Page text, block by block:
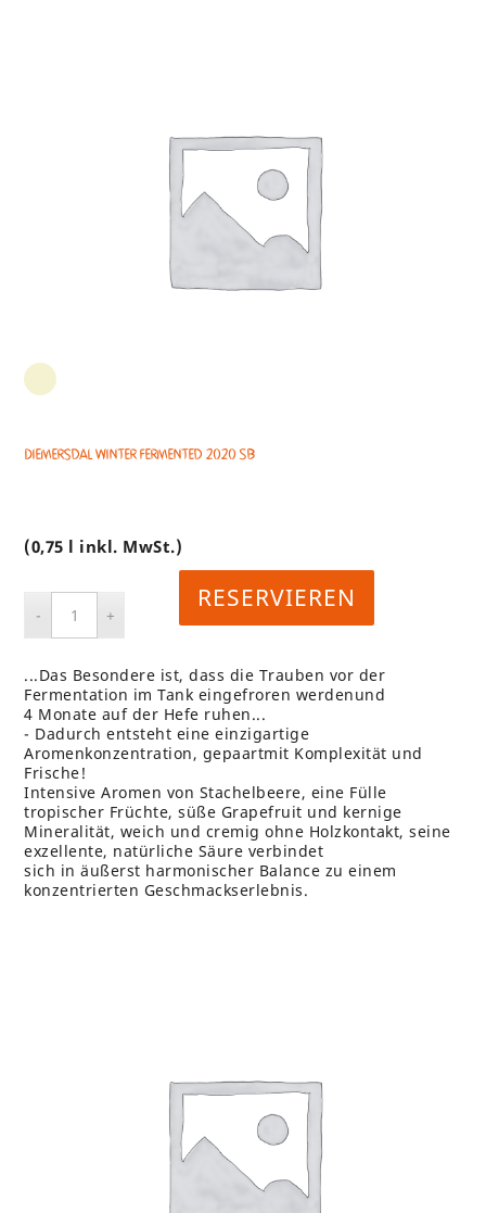
Diemersdal Winter Fermented 2020 SB
(0,75 l inkl. MwSt.)
RESERVIEREN
...Das Besondere ist, dass die Trauben vor der
Fermentation im Tank eingefroren werdenund
4 Monate auf der Hefe ruhen...
- Dadurch entsteht eine einzigartige
Aromenkonzentration, gepaartmit Komplexität und
Frische!
Intensive Aromen von Stachelbeere, eine Fülle
tropischer Früchte, süße Grapefruit und kernige
Mineralität, weich und cremig ohne Holzkontakt, seine
exzellente, natürliche Säure verbindet
sich in äußerst harmonischer Balance zu einem
konzentrierten Geschmackserlebnis.